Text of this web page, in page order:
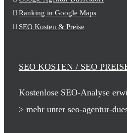
Ranking in Google Maps
SEO Kosten & Preise
SEO KOSTEN / SEO
Kostenlose SEO-Analyse
> mehr unter seo-agentur-